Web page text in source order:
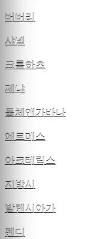
버버리
샤넬
크롬하츠
제냐
돌체앤가바나
에르메스
아크테릭스
지방시
발렌시아가
펜디